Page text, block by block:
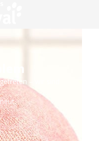
– wir sind